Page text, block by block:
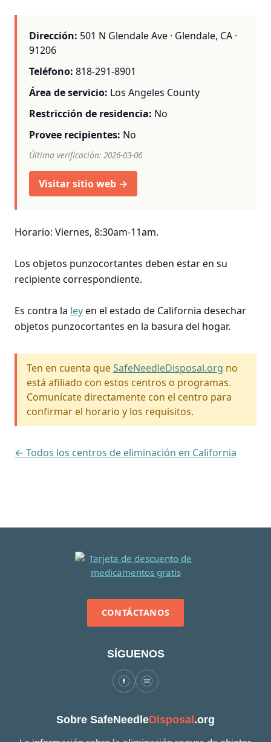
Dirección: 501 N Glendale Ave · Glendale, CA ·
91206
Teléfono: 818-291-8901
Área de servicio: Los Angeles County
Restricción de residencia: No
Provee recipientes: No
Última verificación: 2026-03-06
Visitar sitio web →
Horario: Viernes, 8:30am-11am.
Los objetos punzocortantes deben estar en su
recipiente correspondiente.
Es contra la leyen el estado de California desechar
objetos punzocortantes en la basura del hogar.
Ten en cuenta queSafeNeedleDisposal.org no
está afiliado con estos centros o programas.
Comunícate directamente con el centro para
confirmar el horario y los requisitos.
← Todos los centros de eliminación en California
CONTÁCTANOS
SÍGUENOS
Sobre SafeNeedleDisposal.org